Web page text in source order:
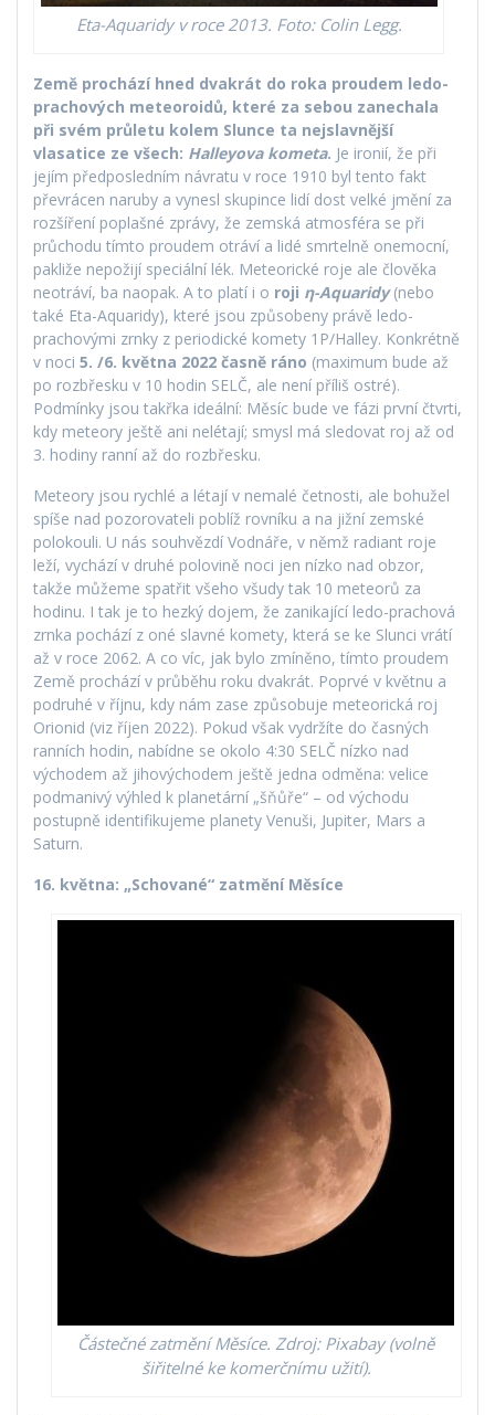
Eta-Aquaridy v roce 2013. Foto: Colin Legg.
Země prochází hned dvakrát do roka proudem ledo-
prachových meteoroidů, které za sebou zanechala
při svém průletu kolem Slunce ta nejslavnější
vlasatice ze všech: Halleyova kometa. Je ironií, že při
jejím předposledním návratu v roce 1910 byl tento fakt
převrácen naruby a vynesl skupince lidí dost velké jmění za
rozšíření poplašné zprávy, že zemská atmosféra se při
průchodu tímto proudem otráví a lidé smrtelně onemocní,
pakliže nepožijí speciální lék. Meteorické roje ale člověka
neotráví, ba naopak. A to platí i o roji η-Aquaridy(nebo
také Eta-Aquaridy), které jsou způsobeny právě ledo-
prachovými zrnky z periodické komety 1P/Halley. Konkrétně
v noci 5. /6. května 2022 časně ráno (maximum bude až
po rozbřesku v 10 hodin SELČ, ale není příliš ostré).
Podmínky jsou takřka ideální: Měsíc bude ve fázi první čtvrti,
kdy meteory ještě ani nelétají; smysl má sledovat roj až od
3. hodiny ranní až do rozbřesku.
Meteory jsou rychlé a létají v nemalé četnosti, ale bohužel
spíše nad pozorovateli poblíž rovníku a na jižní zemské
polokouli. U nás souhvězdí Vodnáře, v němž radiant roje
leží, vychází v druhé polovině noci jen nízko nad obzor,
takže můžeme spatřit všeho všudy tak 10 meteorů za
hodinu. I tak je to hezký dojem, že zanikající ledo-prachová
zrnka pochází z oné slavné komety, která se ke Slunci vrátí
až v roce 2062. A co víc, jak bylo zmíněno, tímto proudem
Země prochází v průběhu roku dvakrát. Poprvé v květnu a
podruhé v říjnu, kdy nám zase způsobuje meteorická roj
Orionid (viz říjen 2022). Pokud však vydržíte do časných
ranních hodin, nabídne se okolo 4:30 SELČ nízko nad
východem až jihovýchodem ještě jedna odměna: velice
podmanivý výhled k planetární „šňůře“ – od východu
postupně identifikujeme planety Venuši, Jupiter, Mars a
Saturn.
16. května: „Schované“ zatmění Měsíce
Částečné zatmění Měsíce. Zdroj: Pixabay (volně
šiřitelné ke komerčnímu užití).